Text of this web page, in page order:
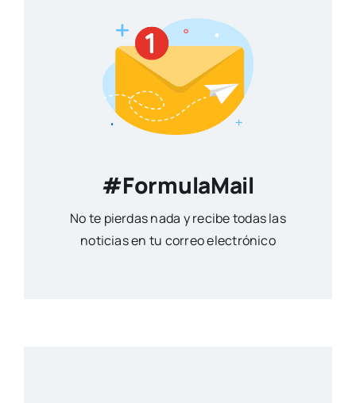
#FormulaMail
No te pierdas nada y recibe todas las
noticias en tu correo electrónico